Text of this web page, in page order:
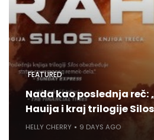
FEATURED
Nada kao poslednja reč:
Hauija i kraj trilogije Silos
HELLY CHERRY 9 DAYS AGO